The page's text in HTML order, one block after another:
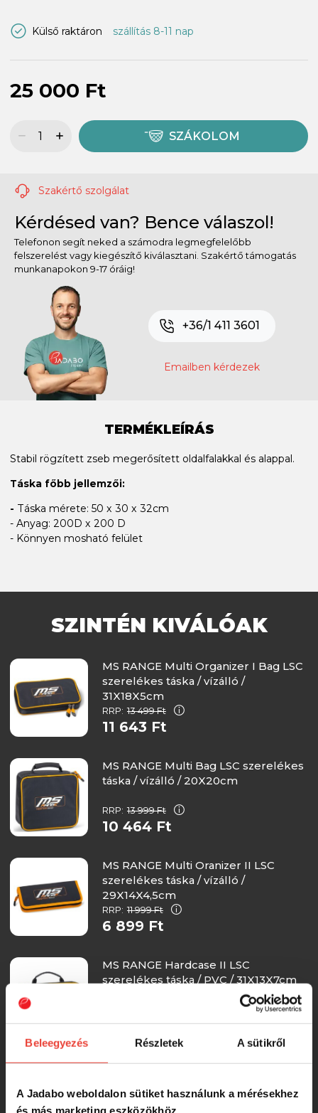
Beleegyezés Részletek A sütikről
A Jadabo weboldalon sütiket használunk a mérésekhez
és más marketing eszközökhöz.
Külső raktáron szállítás 8-11 nap
25 000 Ft
SZÁKOLOM
Szakértő szolgálat
Kérdésed van? Bence válaszol!
Telefonon segít neked a számodra legmegfelelőbb
felszerelést vagy kiegészítő kiválasztani. Szakértő támogatás
munkanapokon 9-17 óráig!
+36/1 411 3601
Emailben kérdezek
TERMÉKLEÍRÁS
Stabil rögzített zseb megerősített oldalfalakkal és alappal.
Táska főbb jellemzői:
- Táska mérete: 50 x 30 x 32cm
- Anyag: 200D x 200 D
- Könnyen mosható felület
SZINTÉN KIVÁLÓAK
MS RANGE Multi Organizer I Bag LSC
szerelékes táska / vízálló /
31X18X5cm
RRP: 13 499 Ft
11 643 Ft
MS RANGE Multi Bag LSC szerelékes
táska / vízálló / 20X20cm
RRP: 13 999 Ft
10 464 Ft
MS RANGE Multi Oranizer II LSC
szerelékes táska / vízálló /
29X14X4,5cm
RRP: 11 999 Ft
6 899 Ft
MS RANGE Hardcase II LSC
szerelékes táska / PVC / 31X13X7cm
6 469 Ft
MS RANGE Innerbag szerelékes
PVC / 24X19,5X10cm /